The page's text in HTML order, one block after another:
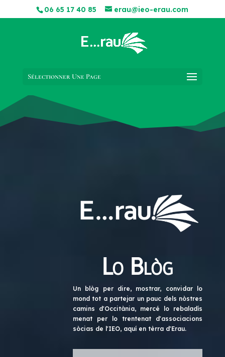
06 65 17 40 85 erau@ieo-erau.com
Sélectionner Une Page
Lo Blòg
Un blòg per dire, mostrar, convidar lo
mond tot a partejar un pauc dels nòstres
camins d'Occitània, mercé lo rebaladís
menat per lo trentenat d'associacions
sòcias de l'IEO, aquí en tèrra d'Erau.